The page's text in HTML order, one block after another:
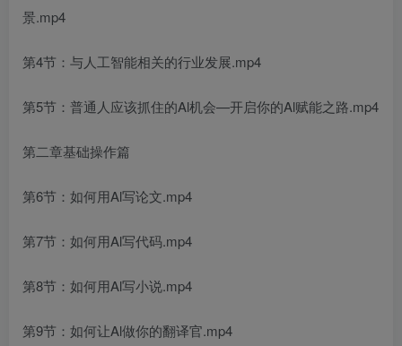
景.mp4
第4节：与人工智能相关的行业发展.mp4
第5节：普通人应该抓住的Al机会—开启你的Al赋能之路.mp4
第二章基础操作篇
第6节：如何用Al写论文.mp4
第7节：如何用Al写代码.mp4
第8节：如何用Al写小说.mp4
第9节：如何让Al做你的翻译官.mp4